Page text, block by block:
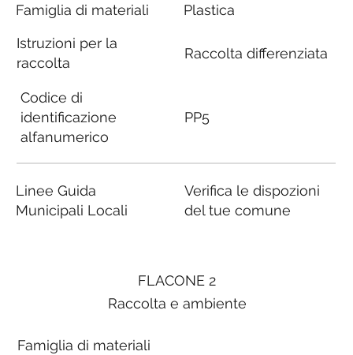
FLACONE 2
Raccolta e ambiente
Famiglia di materiali
Famiglia di materiali
Istruzioni per la
raccolta
Codice di
identificazione
alfanumerico
Linee Guida
Municipali Locali
Plastica
Raccolta differenziata
PP5
Verifica le dispozioni
del tue comune